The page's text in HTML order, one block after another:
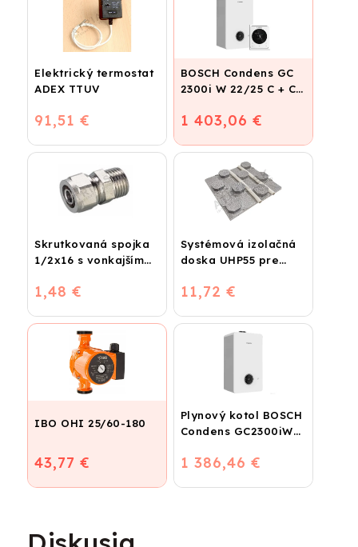
Elektrický termostat
ADEX TTUV
91,51 €
BOSCH Condens GC
2300i W 22/25 C + CR
1 403,06 €
Skrutkovaná spojka
1/2x16 s vonkajším
1,48 €
Systémová izolačná
doska UHP55 pre
(STIROTERMAL
11,72 €
IBO OHI 25/60-180
43,77 €
Plynový kotol BOSCH
Condens GC2300iW
kondenzačný
1 386,46 €